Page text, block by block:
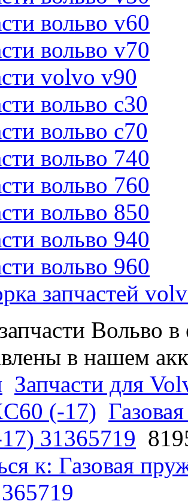
вольво v60
вольво v70
volvo v90
вольво c30
вольво c70
вольво 740
вольво 760
вольво 850
вольво 940
вольво 960
запчастей
Вольво
в нашем
Запчасти для
(-17)
31365719
к: Газовая